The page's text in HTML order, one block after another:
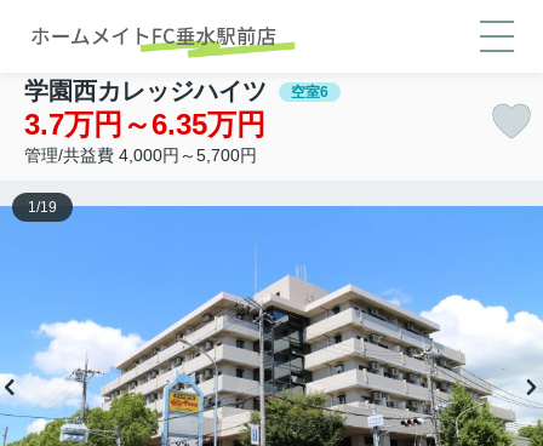
学園西カレッジハイツ 空室6
3.7万円～6.35万円
管理/共益費 4,000円～5,700円
1/19